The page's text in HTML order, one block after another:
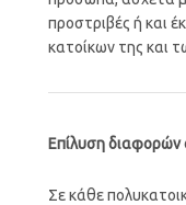
προστριβές ή και
κατοίκων της και
Επίλυση διαφορών
Σε κάθε